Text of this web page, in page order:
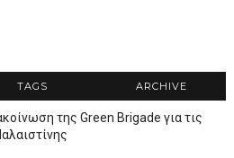
TAGS ARCHIVE
της Green Brigade για τις